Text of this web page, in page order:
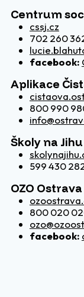
Centrum
cssj.cz
702 260
facebook:
Aplikace
800 990
Školy na Jihu
599 430
OZO Ostrava
800 020
facebook: